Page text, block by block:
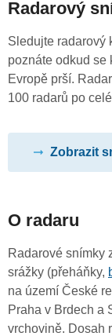
Radarový
Sledujte radarový
poznáte odkud se
Evropě prší.
100 radarů po
Zobrazit
O radaru
Radarové snímky
srážky (přeháňky,
na území České
Praha v Brdech a
vrchovině. Dosah